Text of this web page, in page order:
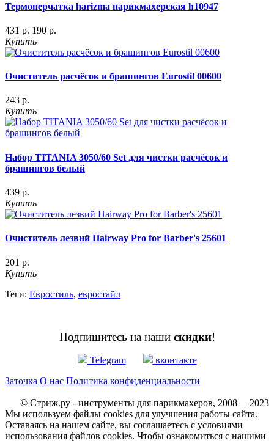
Термоперчатка harizma парикмахерская h10947
431 р. 190 р.
Купить
Очиститель расчёсок и брашингов Eurostil 00600
243 р.
Купить
Набор TITANIA 3050/60 Set для чистки расчёсок и
брашингов белый
439 р.
Купить
Очиститель лезвий Hairway Pro for Barber's 25601
201 р.
Купить
Теги: Евростиль, евростайл
Подпишитесь на наши скидки!
Telegram
вконтакте
Заточка О нас Политика конфиденциальности
© Стриж.ру - инструменты для парикмахеров, 2008— 2023
Мы используем файлы cookies для улучшения работы сайта.
Оставаясь на нашем сайте, вы соглашаетесь с условиями
использования файлов cookies. Чтобы ознакомиться с нашими